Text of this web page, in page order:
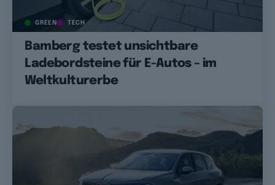
GREEN TECH
Bamberg testet unsichtbare
Ladebordsteine für E-Autos – im
Weltkulturerbe